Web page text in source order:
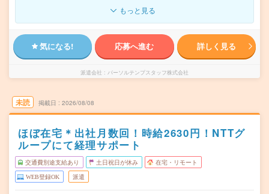
もっと見る
気になる! 応募へ進む 詳しく見る
派遣会社 パーソルテンプスタッフ株式会社
未読 掲載日 2026/08/08
ほぼ在宅＊出社月数回！時給2630円！NTTグ
ループにて経理サポート
交通費別途支給あり 土日祝日が休み 在宅・リモート
WEB登録OK 派遣